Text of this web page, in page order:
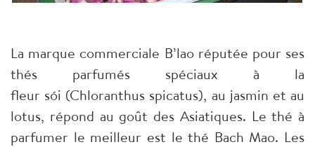
La marque commerciale B’lao réputée pour ses
thés parfumés spéciaux à la
fleur sói (Chloranthus spicatus), au jasmin et au
lotus, répond au goût des Asiatiques. Le thé à
parfumer le meilleur est le thé Bach Mao. Les